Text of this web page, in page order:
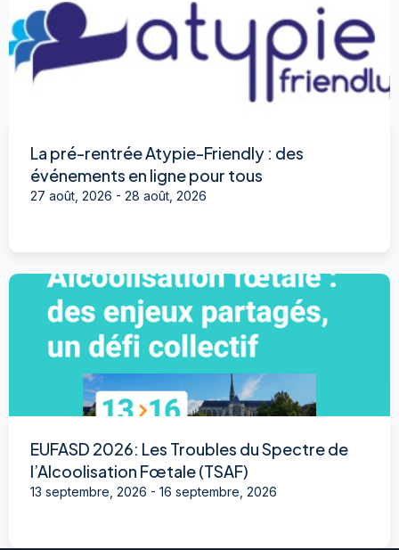
La pré-rentrée Atypie-Friendly : des
événements en ligne pour tous
27 août, 2026 - 28 août, 2026
EUFASD 2026: Les Troubles du Spectre de
l’Alcoolisation Fœtale (TSAF)
13 septembre, 2026 - 16 septembre, 2026